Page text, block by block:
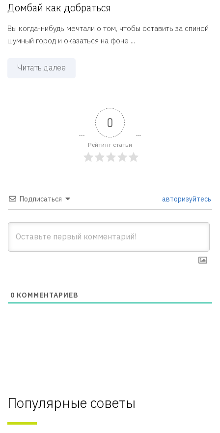
Домбай как добраться
Вы когда-нибудь мечтали о том, чтобы оставить за спиной
шумный город и оказаться на фоне ...
Читать далее
0
Рейтинг статьи
Подписаться авторизуйтесь
0 КОММЕНТАРИЕВ
Популярные советы